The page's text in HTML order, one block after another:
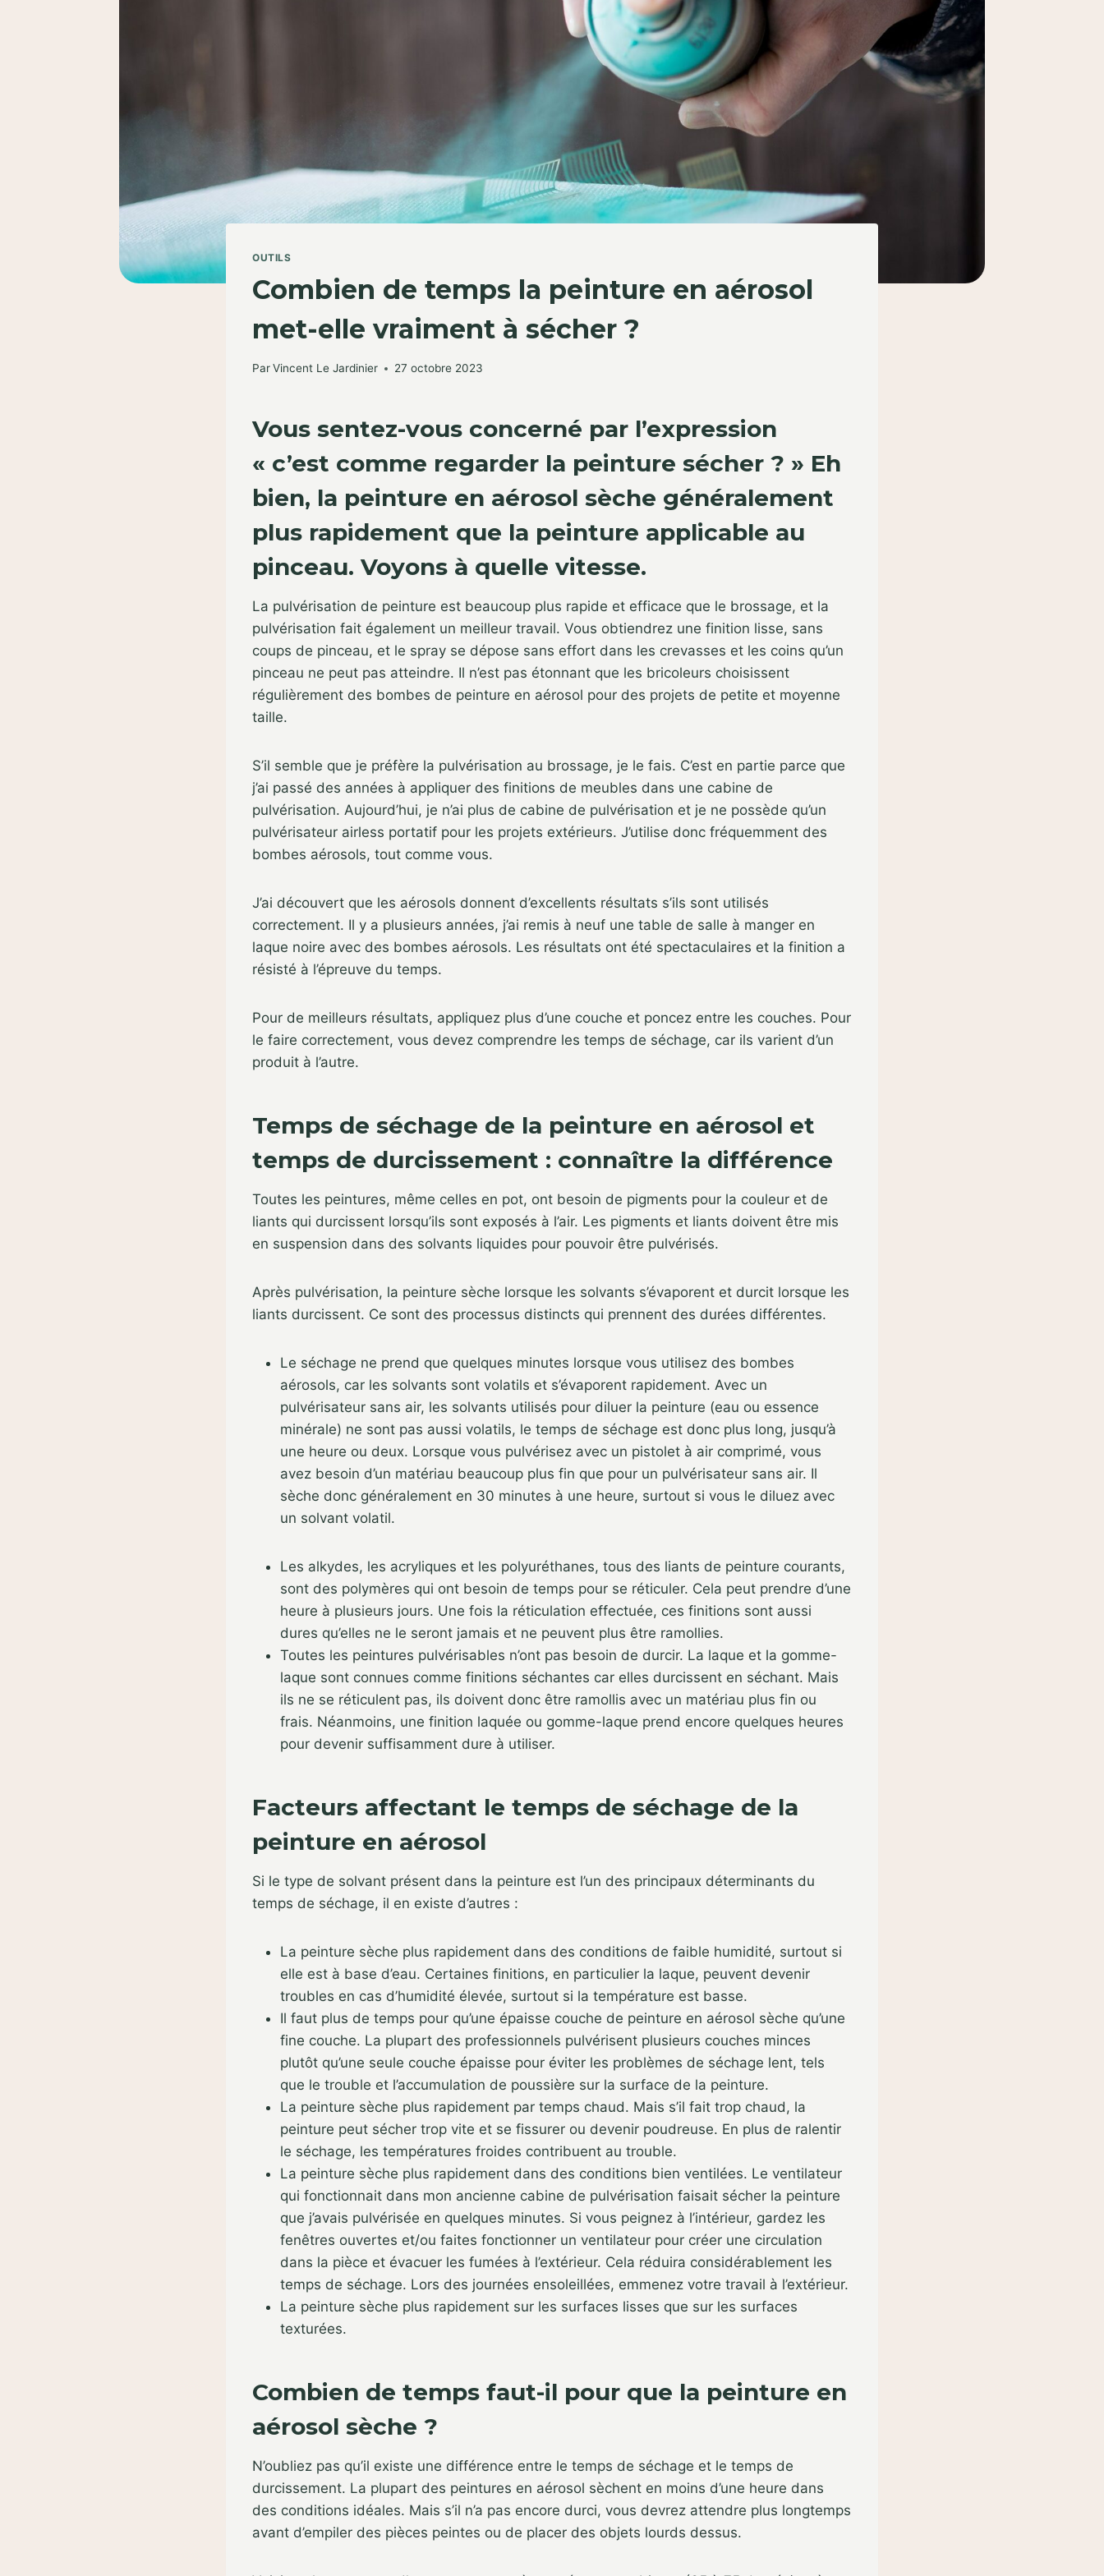
OUTILS
Combien de temps la peinture en aérosol
met-elle vraiment à sécher ?
ParVincent Le Jardinier 27 octobre 2023
Vous sentez-vous concerné par l’expression
« c’est comme regarder la peinture sécher ? » Eh
bien, la peinture en aérosol sèche généralement
plus rapidement que la peinture applicable au
pinceau. Voyons à quelle vitesse.
La pulvérisation de peinture est beaucoup plus rapide et efficace que le brossage, et la
pulvérisation fait également un meilleur travail. Vous obtiendrez une finition lisse, sans
coups de pinceau, et le spray se dépose sans effort dans les crevasses et les coins qu’un
pinceau ne peut pas atteindre. Il n’est pas étonnant que les bricoleurs choisissent
régulièrement des bombes de peinture en aérosol pour des projets de petite et moyenne
taille.
S’il semble que je préfère la pulvérisation au brossage, je le fais. C’est en partie parce que
j’ai passé des années à appliquer des finitions de meubles dans une cabine de
pulvérisation. Aujourd’hui, je n’ai plus de cabine de pulvérisation et je ne possède qu’un
pulvérisateur airless portatif pour les projets extérieurs. J’utilise donc fréquemment des
bombes aérosols, tout comme vous.
J’ai découvert que les aérosols donnent d’excellents résultats s’ils sont utilisés
correctement. Il y a plusieurs années, j’ai remis à neuf une table de salle à manger en
laque noire avec des bombes aérosols. Les résultats ont été spectaculaires et la finition a
résisté à l’épreuve du temps.
Pour de meilleurs résultats, appliquez plus d’une couche et poncez entre les couches. Pour
le faire correctement, vous devez comprendre les temps de séchage, car ils varient d’un
produit à l’autre.
Temps de séchage de la peinture en aérosol et
temps de durcissement : connaître la différence
Toutes les peintures, même celles en pot, ont besoin de pigments pour la couleur et de
liants qui durcissent lorsqu’ils sont exposés à l’air. Les pigments et liants doivent être mis
en suspension dans des solvants liquides pour pouvoir être pulvérisés.
Après pulvérisation, la peinture sèche lorsque les solvants s’évaporent et durcit lorsque les
liants durcissent. Ce sont des processus distincts qui prennent des durées différentes.
Le séchage ne prend que quelques minutes lorsque vous utilisez des bombes
aérosols, car les solvants sont volatils et s’évaporent rapidement. Avec un
pulvérisateur sans air, les solvants utilisés pour diluer la peinture (eau ou essence
minérale) ne sont pas aussi volatils, le temps de séchage est donc plus long, jusqu’à
une heure ou deux. Lorsque vous pulvérisez avec un pistolet à air comprimé, vous
avez besoin d’un matériau beaucoup plus fin que pour un pulvérisateur sans air. Il
sèche donc généralement en 30 minutes à une heure, surtout si vous le diluez avec
un solvant volatil.
Les alkydes, les acryliques et les polyuréthanes, tous des liants de peinture courants,
sont des polymères qui ont besoin de temps pour se réticuler. Cela peut prendre d’une
heure à plusieurs jours. Une fois la réticulation effectuée, ces finitions sont aussi
dures qu’elles ne le seront jamais et ne peuvent plus être ramollies.
Toutes les peintures pulvérisables n’ont pas besoin de durcir. La laque et la gomme-
laque sont connues comme finitions séchantes car elles durcissent en séchant. Mais
ils ne se réticulent pas, ils doivent donc être ramollis avec un matériau plus fin ou
frais. Néanmoins, une finition laquée ou gomme-laque prend encore quelques heures
pour devenir suffisamment dure à utiliser.
Facteurs affectant le temps de séchage de la
peinture en aérosol
Si le type de solvant présent dans la peinture est l’un des principaux déterminants du
temps de séchage, il en existe d’autres :
La peinture sèche plus rapidement dans des conditions de faible humidité, surtout si
elle est à base d’eau. Certaines finitions, en particulier la laque, peuvent devenir
troubles en cas d’humidité élevée, surtout si la température est basse.
Il faut plus de temps pour qu’une épaisse couche de peinture en aérosol sèche qu’une
fine couche. La plupart des professionnels pulvérisent plusieurs couches minces
plutôt qu’une seule couche épaisse pour éviter les problèmes de séchage lent, tels
que le trouble et l’accumulation de poussière sur la surface de la peinture.
La peinture sèche plus rapidement par temps chaud. Mais s’il fait trop chaud, la
peinture peut sécher trop vite et se fissurer ou devenir poudreuse. En plus de ralentir
le séchage, les températures froides contribuent au trouble.
La peinture sèche plus rapidement dans des conditions bien ventilées. Le ventilateur
qui fonctionnait dans mon ancienne cabine de pulvérisation faisait sécher la peinture
que j’avais pulvérisée en quelques minutes. Si vous peignez à l’intérieur, gardez les
fenêtres ouvertes et/ou faites fonctionner un ventilateur pour créer une circulation
dans la pièce et évacuer les fumées à l’extérieur. Cela réduira considérablement les
temps de séchage. Lors des journées ensoleillées, emmenez votre travail à l’extérieur.
La peinture sèche plus rapidement sur les surfaces lisses que sur les surfaces
texturées.
Combien de temps faut-il pour que la peinture en
aérosol sèche ?
N’oubliez pas qu’il existe une différence entre le temps de séchage et le temps de
durcissement. La plupart des peintures en aérosol sèchent en moins d’une heure dans
des conditions idéales. Mais s’il n’a pas encore durci, vous devrez attendre plus longtemps
avant d’empiler des pièces peintes ou de placer des objets lourds dessus.